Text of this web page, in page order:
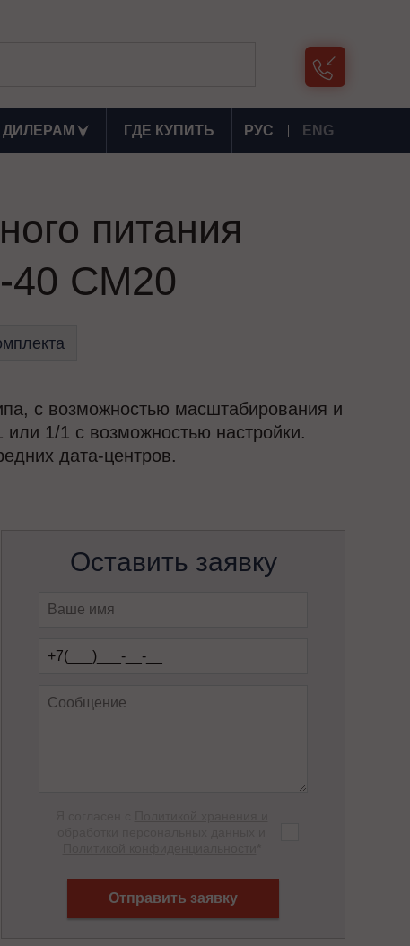
ДИЛЕРАМ ГДЕ КУПИТЬ РУС ENG
питания
СМ20
с возможностью масштабирования и
1/1 с возможностью настройки.
дата-центров.
Оставить заявку
Отправить заявку